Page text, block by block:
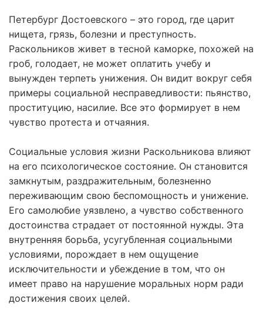
Петербург Достоевского – это город, где царит
нищета, грязь, болезни и преступность.
Раскольников живет в тесной каморке, похожей на
гроб, голодает, не может оплатить учебу и
вынужден терпеть унижения. Он видит вокруг себя
примеры социальной несправедливости: пьянство,
проституцию, насилие. Все это формирует в нем
чувство протеста и отчаяния.
Социальные условия жизни Раскольникова влияют
на его психологическое состояние. Он становится
замкнутым, раздражительным, болезненно
переживающим свою беспомощность и унижение.
Его самолюбие уязвлено, а чувство собственного
достоинства страдает от постоянной нужды. Эта
внутренняя борьба, усугубленная социальными
условиями, порождает в нем ощущение
исключительности и убеждение в том, что он
имеет право на нарушение моральных норм ради
достижения своих целей.